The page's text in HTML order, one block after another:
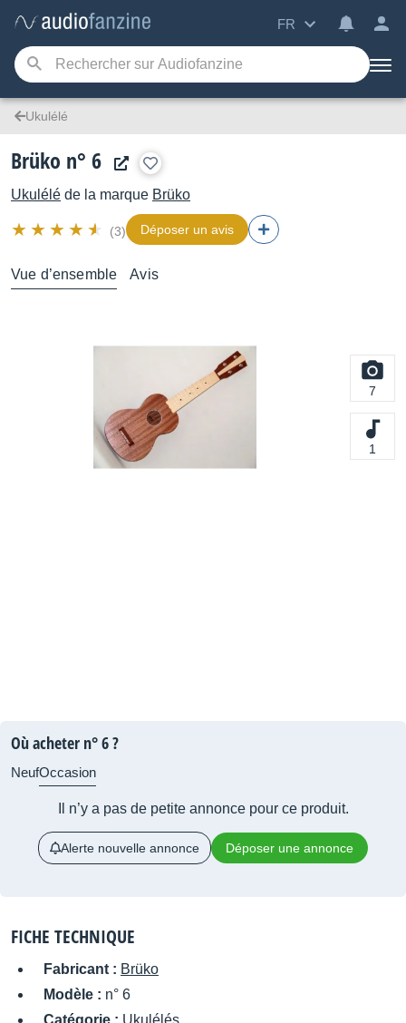
FR
Ukulélé
Brüko n° 6
Ukulélé de la marque Brüko
(3) Déposer un avis
Vue d’ensemble Avis
7
1
Où acheter n° 6 ?
NeufOccasion
Il n’y a pas de petite annonce pour ce produit.
Alerte nouvelle annonce Déposer une annonce
FICHE TECHNIQUE
Fabricant : Brüko
Modèle : n° 6
Catégorie : Ukulélés